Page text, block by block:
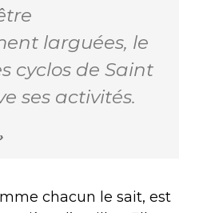
larguées, le
cyclos de Saint
ses activités.
chacun le sait, est